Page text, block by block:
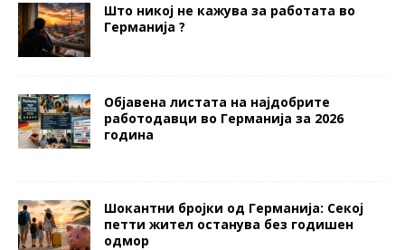
Што никој не кажува за работата во
Германија ?
Објавена листата на најдобрите
работодавци во Германија за 2026
година
Шокантни бројки од Германија: Секој
петти жител останува без годишен
одмор